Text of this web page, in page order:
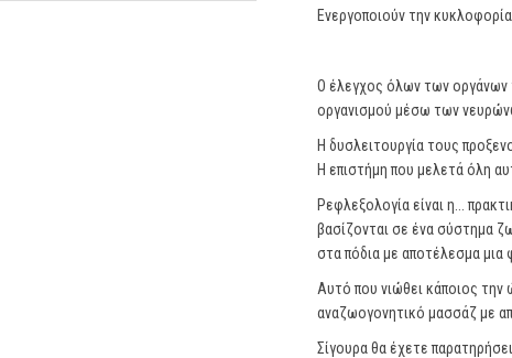
Ενεργοποιούν την
Ο έλεγχος όλων των οργάνων
οργανισμού μέσω των
Η δυσλειτουργία τους
Η επιστήμη που μελετά όλη
Ρεφλεξολογία είναι η...
βασίζονται σε ένα σύστημα
στα πόδια με αποτέλεσμα
Αυτό που νιώθει κάποιος την
αναζωογονητικό μασσάζ με
Σίγουρα θα έχετε